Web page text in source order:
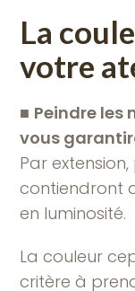
La
votre
■ Peindre les
vous
Par
contiendront
en luminosité.
La couleur
critère à